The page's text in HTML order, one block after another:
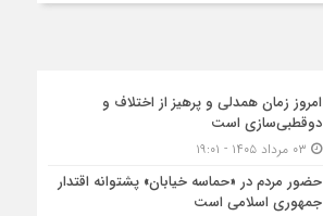
امروز زمان همدلی و پرهیز از اختلاف و
دوقطبی‌سازی است
حضور مردم در «حماسه خیابان» پشتوانه اقتدار
جمهوری اسلامی است